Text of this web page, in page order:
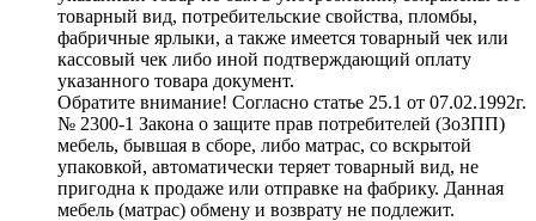
товарный вид, потребительские свойства, пломбы,
фабричные ярлыки, а также имеется товарный чек или
кассовый чек либо иной подтверждающий оплату
указанного товара документ.
Обратите внимание! Согласно статье 25.1 от 07.02.1992г.
№ 2300-1 Закона о защите прав потребителей (ЗоЗПП)
мебель, бывшая в сборе, либо матрас, со вскрытой
упаковкой, автоматически теряет товарный вид, не
пригодна к продаже или отправке на фабрику. Данная
мебель (матрас) обмену и возврату не подлежит.